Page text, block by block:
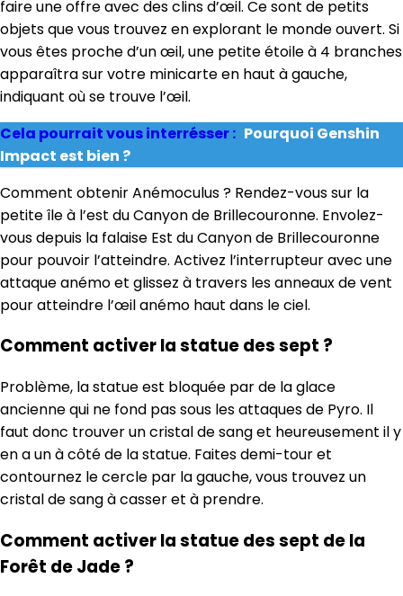
faire une offre avec des clins d’œil. Ce sont de petits
objets que vous trouvez en explorant le monde ouvert. Si
vous êtes proche d’un œil, une petite étoile à 4 branches
apparaîtra sur votre minicarte en haut à gauche,
indiquant où se trouve l’œil.
Cela pourrait vous interrésser : Pourquoi Genshin
Impact est bien ?
Comment obtenir Anémoculus ? Rendez-vous sur la
petite île à l’est du Canyon de Brillecouronne. Envolez-
vous depuis la falaise Est du Canyon de Brillecouronne
pour pouvoir l’atteindre. Activez l’interrupteur avec une
attaque anémo et glissez à travers les anneaux de vent
pour atteindre l’œil anémo haut dans le ciel.
Comment activer la statue des sept ?
Problème, la statue est bloquée par de la glace
ancienne qui ne fond pas sous les attaques de Pyro. Il
faut donc trouver un cristal de sang et heureusement il y
en a un à côté de la statue. Faites demi-tour et
contournez le cercle par la gauche, vous trouvez un
cristal de sang à casser et à prendre.
Comment activer la statue des sept de la
Forêt de Jade ?